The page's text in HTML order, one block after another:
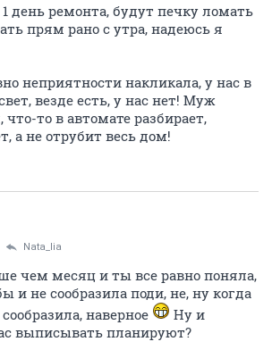
день ремонта, будут печку ломать
прям рано с утра, надеюсь я
неприятности накликала, у нас в
везде есть, у нас нет! Муж
что-то в автомате разбирает,
а не отрубит весь дом!
Nata_lia
чем месяц и ты все равно поняла,
и не сообразила поди, не, ну когда
наверное
Ну и
выписывать планируют?